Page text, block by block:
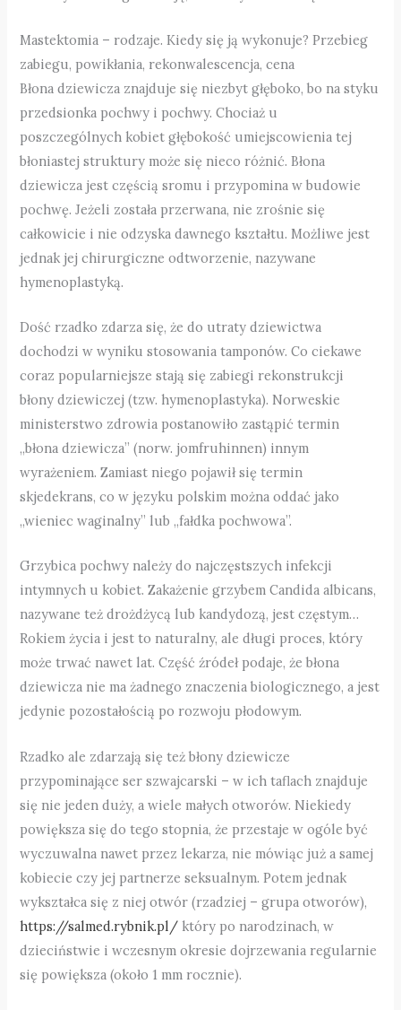
Mastektomia – rodzaje. Kiedy się ją wykonuje? Przebieg
zabiegu, powikłania, rekonwalescencja, cena
Błona dziewicza znajduje się niezbyt głęboko, bo na styku
przedsionka pochwy i pochwy. Chociaż u
poszczególnych kobiet głębokość umiejscowienia tej
błoniastej struktury może się nieco różnić. Błona
dziewicza jest częścią sromu i przypomina w budowie
pochwę. Jeżeli została przerwana, nie zrośnie się
całkowicie i nie odzyska dawnego kształtu. Możliwe jest
jednak jej chirurgiczne odtworzenie, nazywane
hymenoplastyką.
Dość rzadko zdarza się, że do utraty dziewictwa
dochodzi w wyniku stosowania tamponów. Co ciekawe
coraz popularniejsze stają się zabiegi rekonstrukcji
błony dziewiczej (tzw. hymenoplastyka). Norweskie
ministerstwo zdrowia postanowiło zastąpić termin
„błona dziewicza” (norw. jomfruhinnen) innym
wyrażeniem. Zamiast niego pojawił się termin
skjedekrans, co w języku polskim można oddać jako
„wieniec waginalny” lub „fałdka pochwowa”.
Grzybica pochwy należy do najczęstszych infekcji
intymnych u kobiet. Zakażenie grzybem Candida albicans,
nazywane też drożdżycą lub kandydozą, jest częstym…
Rokiem życia i jest to naturalny, ale długi proces, który
może trwać nawet lat. Część źródeł podaje, że błona
dziewicza nie ma żadnego znaczenia biologicznego, a jest
jedynie pozostałością po rozwoju płodowym.
Rzadko ale zdarzają się też błony dziewicze
przypominające ser szwajcarski – w ich taflach znajduje
się nie jeden duży, a wiele małych otworów. Niekiedy
powiększa się do tego stopnia, że przestaje w ogóle być
wyczuwalna nawet przez lekarza, nie mówiąc już a samej
kobiecie czy jej partnerze seksualnym. Potem jednak
wykształca się z niej otwór (rzadziej – grupa otworów),
https://salmed.rybnik.pl/ który po narodzinach, w
dzieciństwie i wczesnym okresie dojrzewania regularnie
się powiększa (około 1 mm rocznie).